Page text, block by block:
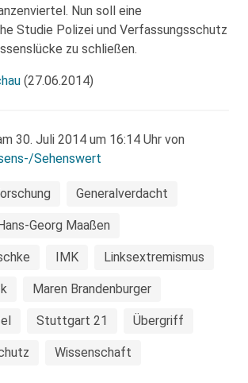
Nun soll eine
Studie Polizei und Verfassungsschutz
zu schließen.
(27.06.2014)
30. Juli 2014 um 16:14 Uhr von
Sehenswert
Generalverdacht
Georg Maaßen
IMK Linksextremismus
Maren Brandenburger
Stuttgart 21 Übergriff
Wissenschaft